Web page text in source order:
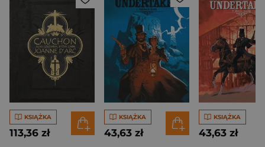
KSIĄŻKA
113,36 zł
KSIĄŻKA
43,63 zł
KSIĄŻKA
43,63 zł